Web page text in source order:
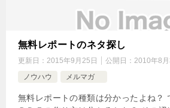
無料レポートのネタ探し
更新日： 2015年9月25日 公開日： 2010年8月
ノウハウ
メルマガ
無料レポートの種類は分かったよね？